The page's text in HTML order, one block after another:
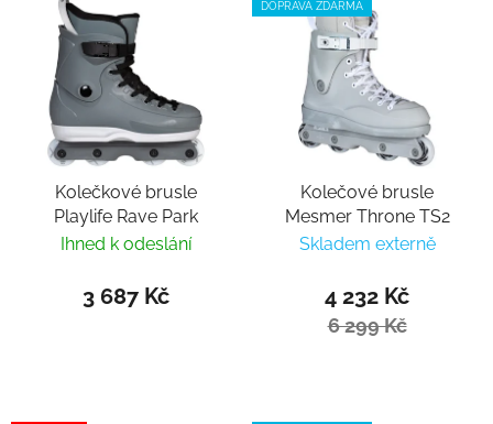
Kolečkové brusle
Playlife Rave Park
Ihned k odeslání
3 687 Kč
DOPRAVA ZDARMA
Kolečové brusle
Mesmer Throne TS2
Skladem externě
4 232 Kč
6 299 Kč